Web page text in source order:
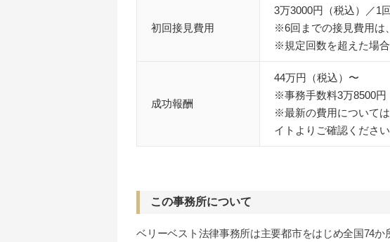
初回接見費用
3万3000円（税込）／1
※6回までの接見費用は
※規定回数を超えた場合
成功報酬
44万円（税込）〜
※事務手数料3万8500円
※最新の費用について
イトよりご確認ください
この事務所について
ベリーベスト法律事務所は主要都市をはじめ全国74